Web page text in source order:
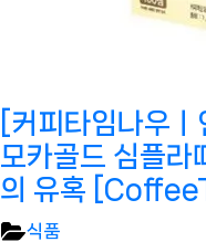
[커피타임나우
모카골드 심플라
의 유혹
식품